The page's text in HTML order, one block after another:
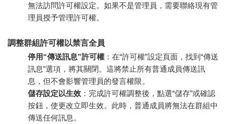
無法訪問許可權設定。如果不是管理員，需要聯絡現有管
理員授予管理許可權。
調整群組許可權以禁言全員
停用“傳送訊息”許可權 ：在“許可權”設定頁面，找到“傳送
訊息”選項，將其關閉。這將禁止所有普通成員傳送訊
息，但不會影響管理員的發言權限。
儲存設定以生效 ：完成許可權調整後，點選“儲存”或確認
按鈕，使更改立即生效。此時，普通成員將無法在群組中
傳送任何訊息。